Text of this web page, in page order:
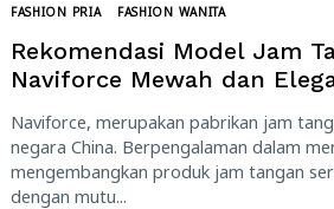
FASHION PRIA FASHION WANITA
Rekomendasi Model Jam
Naviforce Mewah dan
Naviforce, merupakan pabrikan jam
negara China. Berpengalaman dalam
mengembangkan produk jam tangan
dengan mutu...
Search